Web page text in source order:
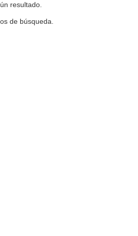
resultado.
de búsqueda.